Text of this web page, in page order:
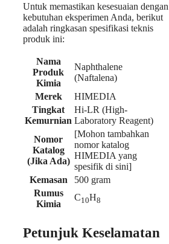
Untuk memastikan kesesuaian dengan
kebutuhan eksperimen Anda, berikut
adalah ringkasan spesifikasi teknis
produk ini:
Nama
Produk
Kimia
Naphthalene
(Naftalena)
Merek
HIMEDIA
Tingkat
Kemurnian
Hi-LR (High-
Laboratory Reagent)
Nomor
Katalog
(Jika Ada)
[Mohon tambahkan
nomor katalog
HIMEDIA yang
spesifik di sini]
Kemasan
500 gram
Rumus
Kimia
C10H8
Petunjuk Keselamatan